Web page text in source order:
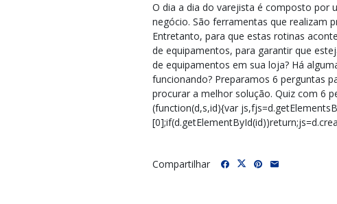
O dia a dia do varejista é composto por
negócio. São ferramentas que realizam
Entretanto, para que estas rotinas
de equipamentos, para garantir que
de equipamentos em sua loja? Há
funcionando? Preparamos 6 perguntas
procurar a melhor solução. Quiz com 6
(function(d,s,id){var
Compartilhar